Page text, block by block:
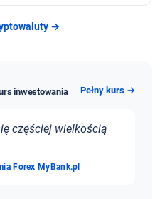
→
inwestowania Pełny kurs →
częściej wielkością
Forex MyBank.pl